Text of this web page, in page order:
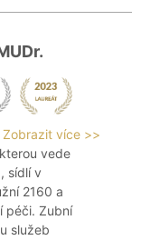
Zobrazit více >>
vede
sídlí v
2160 a
péči. Zubní
služeb